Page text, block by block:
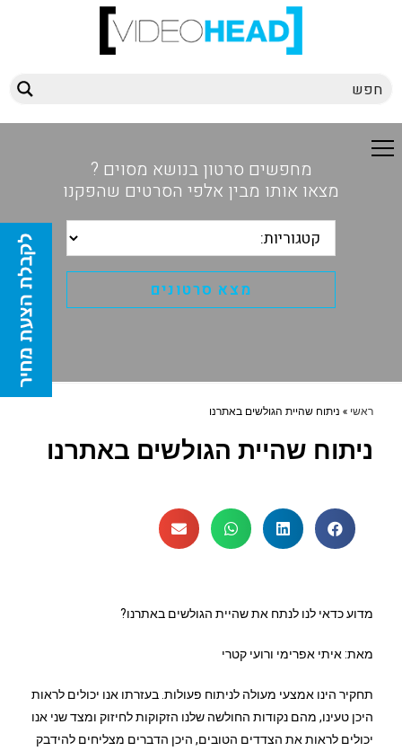
מחפשים סרטון בנושא מסוים ?
מצאו אותו מבין אלפי הסרטים שהפקנו
ראשי » ניתוח שהיית הגולשים באתרנו
ניתוח שהיית הגולשים באתרנו
מדוע כדאי לנו לנתח את שהיית הגולשים באתרנו?
מאת: איתי אפרימי ורועי קטרי
תחקיר הינו אמצעי מעולה לניתוח פעולות. בעזרתו אנו יכולים לראות
היכן טעינו, מהם נקודות החולשה שלנו הזקוקות לחיזוק ומצד שני אנו
יכולים לראות את הצדדים הטובים, היכן הדברים מצליחים להידבק